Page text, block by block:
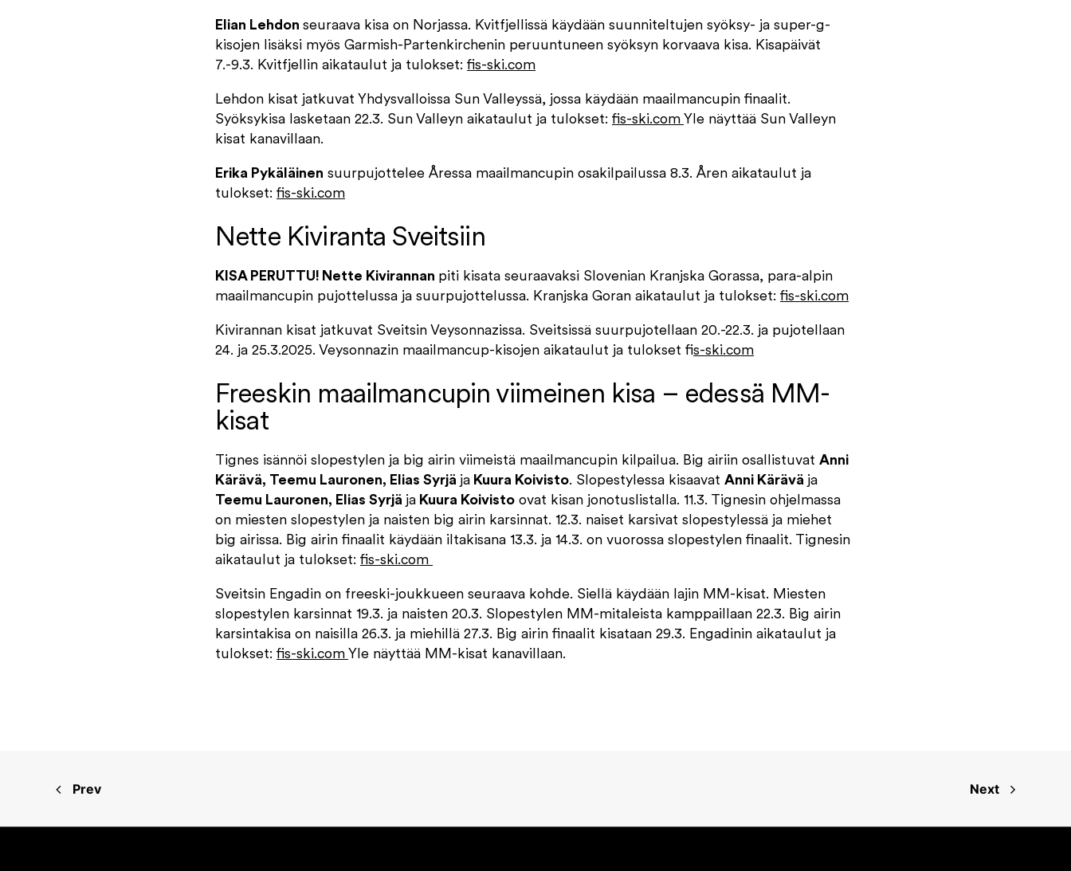
Elian Lehdon seuraava kisa on Norjassa. Kvitfjellissä käydään suunniteltujen syöksy- ja super-g-
kisojen lisäksi myös Garmish-Partenkirchenin peruuntuneen syöksyn korvaava kisa. Kisapäivät
7.-9.3. Kvitfjellin aikataulut ja tulokset: fis-ski.com
Lehdon kisat jatkuvat Yhdysvalloissa Sun Valleyssä, jossa käydään maailmancupin finaalit.
Syöksykisa lasketaan 22.3. Sun Valleyn aikataulut ja tulokset: fis-ski.com Yle näyttää Sun Valleyn
kisat kanavillaan.
Erika Pykäläinen suurpujottelee Åressa maailmancupin osakilpailussa 8.3. Åren aikataulut ja
tulokset: fis-ski.com
Nette Kiviranta Sveitsiin
KISA PERUTTU! Nette Kivirannan piti kisata seuraavaksi Slovenian Kranjska Gorassa, para-alpin
maailmancupin pujottelussa ja suurpujottelussa. Kranjska Goran aikataulut ja tulokset: fis-ski.com
Kivirannan kisat jatkuvat Sveitsin Veysonnazissa. Sveitsissä suurpujotellaan 20.-22.3. ja pujotellaan
24. ja 25.3.2025. Veysonnazin maailmancup-kisojen aikataulut ja tulokset fis-ski.com
Freeskin maailmancupin viimeinen kisa – edessä MM-
kisat
Tignes isännöi slopestylen ja big airin viimeistä maailmancupin kilpailua. Big airiin osallistuvat Anni
Kärävä, Teemu Lauronen, Elias Syrjä ja Kuura Koivisto. Slopestylessa kisaavat Anni Kärävä ja
Teemu Lauronen, Elias Syrjä ja Kuura Koivisto ovat kisan jonotuslistalla. 11.3. Tignesin ohjelmassa
on miesten slopestylen ja naisten big airin karsinnat. 12.3. naiset karsivat slopestylessä ja miehet
big airissa. Big airin finaalit käydään iltakisana 13.3. ja 14.3. on vuorossa slopestylen finaalit. Tignesin
aikataulut ja tulokset: fis-ski.com
Sveitsin Engadin on freeski-joukkueen seuraava kohde. Siellä käydään lajin MM-kisat. Miesten
slopestylen karsinnat 19.3. ja naisten 20.3. Slopestylen MM-mitaleista kamppaillaan 22.3. Big airin
karsintakisa on naisilla 26.3. ja miehillä 27.3. Big airin finaalit kisataan 29.3. Engadinin aikataulut ja
tulokset: fis-ski.com Yle näyttää MM-kisat kanavillaan.
Prev Next